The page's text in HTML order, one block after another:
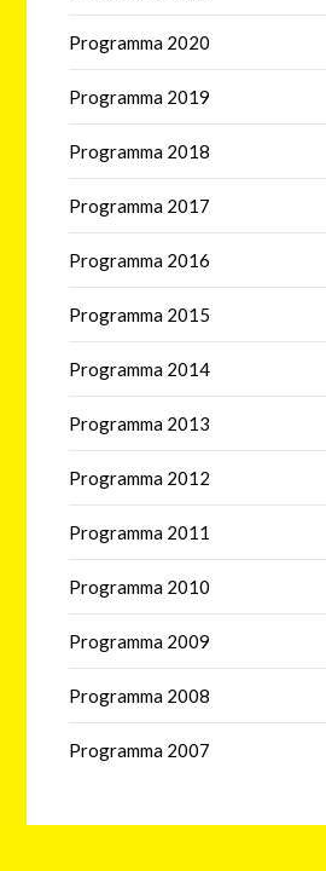
Programma 2020
Programma 2019
Programma 2018
Programma 2017
Programma 2016
Programma 2015
Programma 2014
Programma 2013
Programma 2012
Programma 2011
Programma 2010
Programma 2009
Programma 2008
Programma 2007